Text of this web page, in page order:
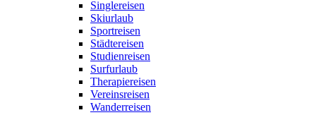
Singlereisen
Skiurlaub
Sportreisen
Städtereisen
Studienreisen
Surfurlaub
Therapiereisen
Vereinsreisen
Wanderreisen